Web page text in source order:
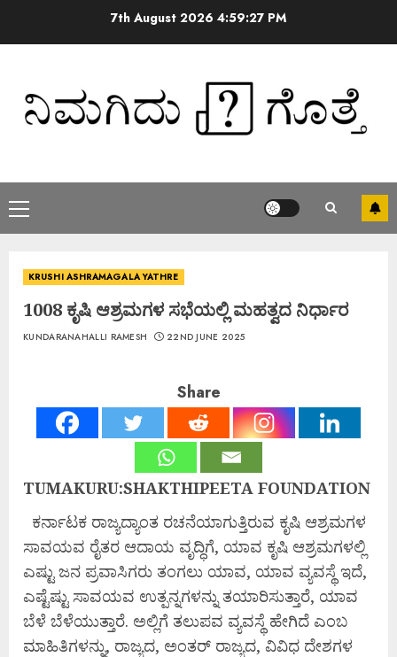
7th August 2026 4:59:27 PM
KRUSHI ASHRAMAGALA YATHRE
1008 ಕೃಷಿ ಆಶ್ರಮಗಳ ಸಭೆಯಲ್ಲಿ ಮಹತ್ವದ ನಿರ್ಧಾರ
KUNDARANAHALLI RAMESH 22ND JUNE 2025
Share
TUMAKURU:SHAKTHIPEETA FOUNDATION
ಕರ್ನಾಟಕ ರಾಜ್ಯದ್ಯಾಂತ ರಚನೆಯಾಗುತ್ತಿರುವ ಕೃಷಿ ಆಶ್ರಮಗಳ
ಸಾವಯವ ರೈತರ ಆದಾಯ ವೃದ್ಧಿಗೆ, ಯಾವ ಕೃಷಿ ಆಶ್ರಮಗಳಲ್ಲಿ
ಎಷ್ಟು ಜನ ಪ್ರವಾಸಿಗರು ತಂಗಲು ಯಾವ, ಯಾವ ವ್ಯವಸ್ಥೆ ಇದೆ,
ಎಷ್ಟೆಷ್ಟು ಸಾವಯವ ಉತ್ಪನ್ನಗಳನ್ನು ತಯಾರಿಸುತ್ತಾರೆ, ಯಾವ
ಬೆಳೆ ಬೆಳೆಯುತ್ತಾರೆ. ಅಲ್ಲಿಗೆ ತಲುಪವ ವ್ಯವಸ್ಥೆ ಹೇಗಿದೆ ಎಂಬ
ಮಾಹಿತಿಗಳನ್ನು, ರಾಜ್ಯದ, ಅಂತರ್ ರಾಜ್ಯದ, ವಿವಿಧ ದೇಶಗಳ